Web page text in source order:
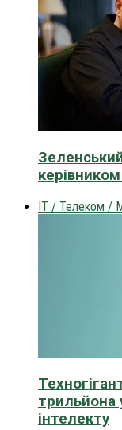
IT / Телеком /
трильйона
інтелекту